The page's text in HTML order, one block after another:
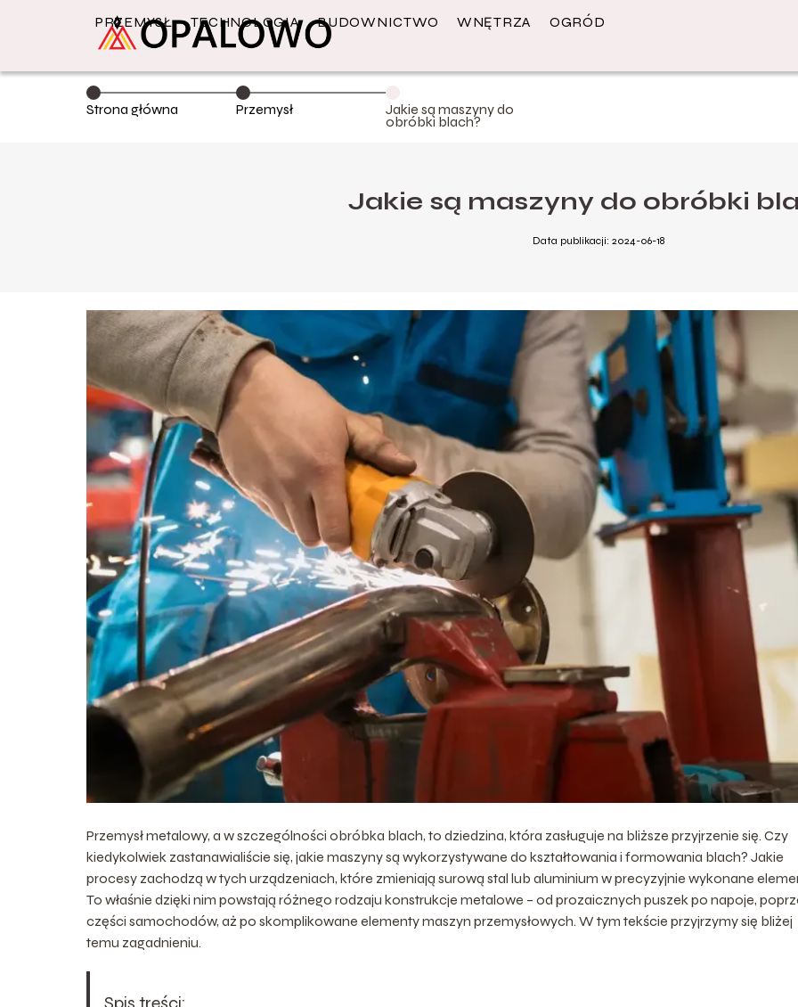
PRZEMYSŁ TECHNOLOGIA BUDOWNICTWO WNĘTRZA OGRÓD
Strona główna Przemysł Jakie są maszyny do
obróbki blach?
Jakie są maszyny do obróbki
Data publikacji: 2024-06-18
Przemysł metalowy, a w szczególności obróbka blach, to dziedzina, która zasługuje na bliższe przyjrzenie się. Czy
kiedykolwiek zastanawialiście się, jakie maszyny są wykorzystywane do kształtowania i formowania blach? Jakie
procesy zachodzą w tych urządzeniach, które zmieniają surową stal lub aluminium w precyzyjnie wykonane
To właśnie dzięki nim powstają różnego rodzaju konstrukcje metalowe – od prozaicznych puszek po napoje,
części samochodów, aż po skomplikowane elementy maszyn przemysłowych. W tym tekście przyjrzymy się bliżej
temu zagadnieniu.